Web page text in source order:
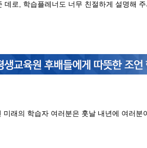
데로, 학습플레너도 너무 친절하게 설명해
미래의 학습자 여러분은 훗날 내년에 여러